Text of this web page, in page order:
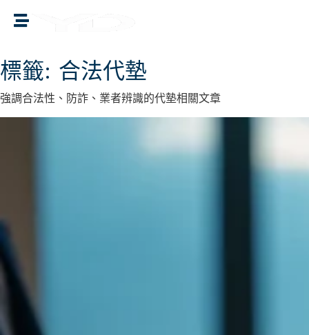
標籤: 合法代墊
強調合法性、防詐、業者辨識的代墊相關文章